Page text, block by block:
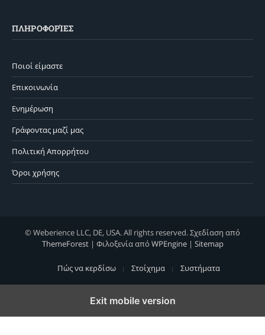
ΠΛΗΡΟΦΟΡΊΕΣ
Ποιοί είμαστε
Επικοινωνία
Ενημέρωση
Γράφοντας μαζί μας
Πολιτική Απορρήτου
Όροι χρήσης
© Weberience LLC, DE, USA. All rights reserved. Σχεδίαση από
ThemeForest| Φιλοξενία από WPEngine| Sitemap
Πώς να κερδίσω Στοίχημα Συστήματα
Exit mobile version